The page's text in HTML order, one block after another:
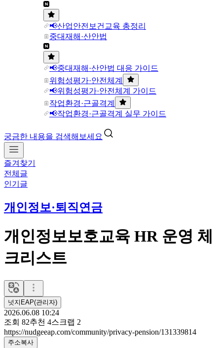
📢산업안전보건교육 총정리
중대재해·산안법
📢중대재해·산안법 대응 가이드
위험성평가·안전체계
📢위험성평가·안전체계 가이드
작업환경·근골격계
📢작업환경·근골격계 실무 가이드
궁금한 내용을 검색해보세요
즐겨찾기
전체글
인기글
개인정보·퇴직연금
개인정보보호교육 HR 운영 체
크리스트
넛지EAP(관리자)
2026.06.08 10:24
조회 82추천 4스크랩 2
https://nudgeeap.com/community/privacy-pension/131339814
주소복사